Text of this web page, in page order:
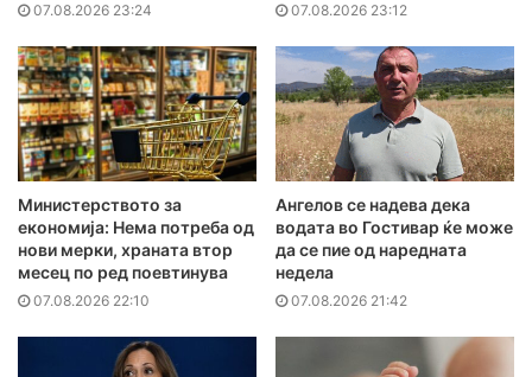
07.08.2026 23:24 07.08.2026 23:12
Министерството за
економија: Нема потреба од
нови мерки, храната втор
месец по ред поевтинува
07.08.2026 22:10
Ангелов се надева дека
водата во Гостивар ќе може
да се пие од наредната
недела
07.08.2026 21:42